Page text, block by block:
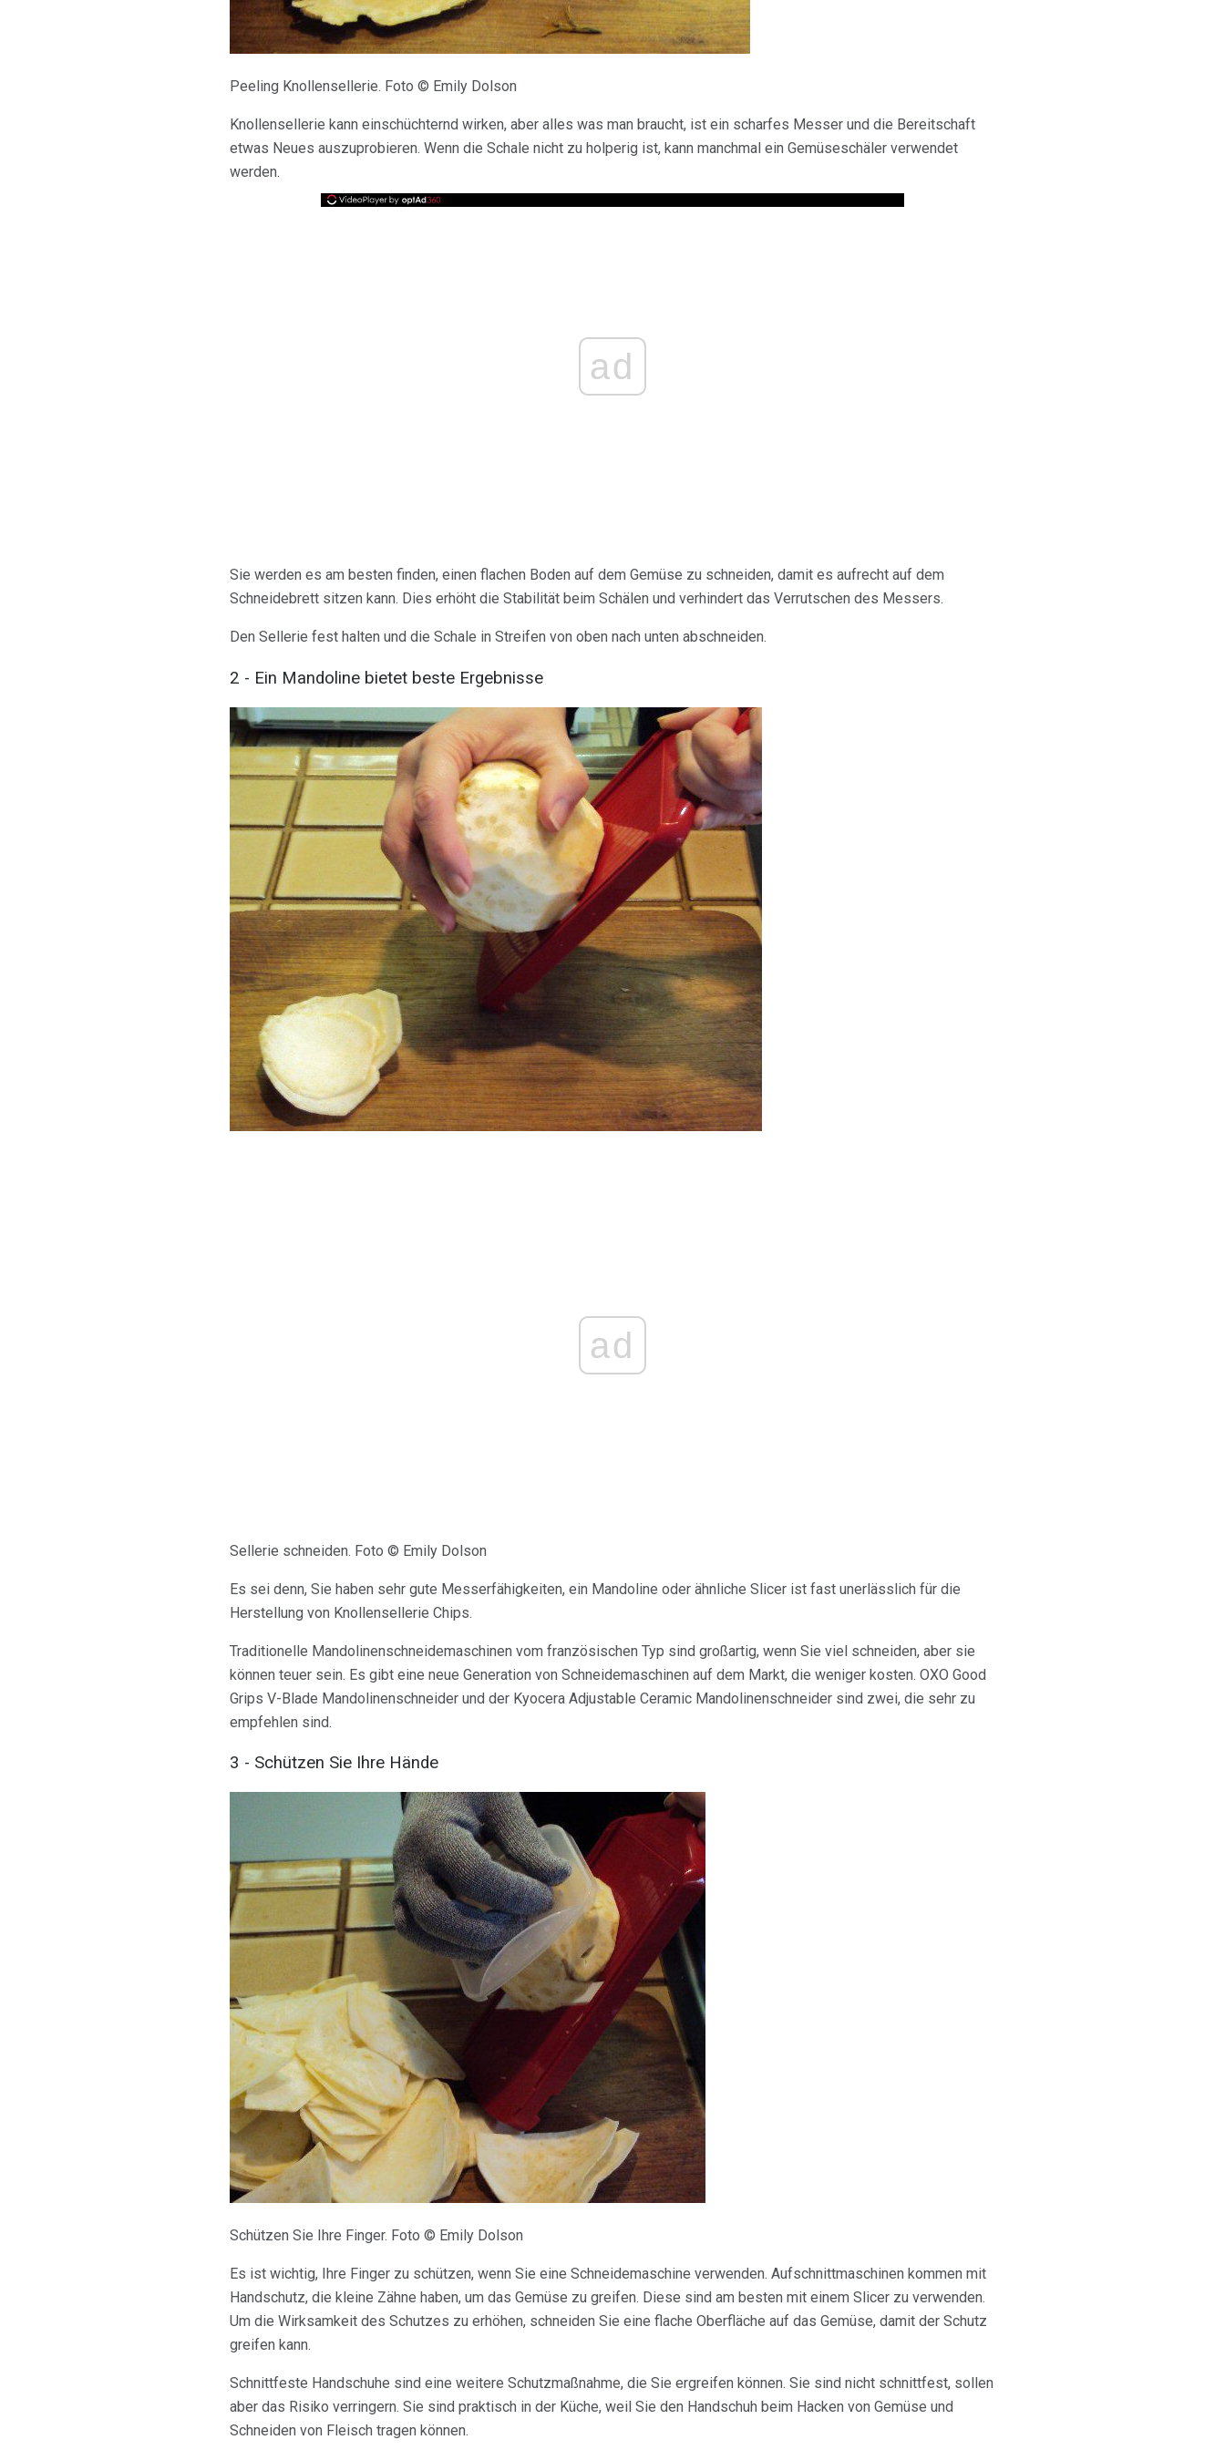
Peeling Knollensellerie. Foto © Emily Dolson
Knollensellerie kann einschüchternd wirken, aber alles was man braucht, ist ein scharfes Messer und die Bereitschaft
etwas Neues auszuprobieren. Wenn die Schale nicht zu holperig ist, kann manchmal ein Gemüseschäler verwendet
werden.
ad
Sie werden es am besten finden, einen flachen Boden auf dem Gemüse zu schneiden, damit es aufrecht auf dem
Schneidebrett sitzen kann. Dies erhöht die Stabilität beim Schälen und verhindert das Verrutschen des Messers.
Den Sellerie fest halten und die Schale in Streifen von oben nach unten abschneiden.
2 - Ein Mandoline bietet beste Ergebnisse
ad
Sellerie schneiden. Foto © Emily Dolson
Es sei denn, Sie haben sehr gute Messerfähigkeiten, ein Mandoline oder ähnliche Slicer ist fast unerlässlich für die
Herstellung von Knollensellerie Chips.
Traditionelle Mandolinenschneidemaschinen vom französischen Typ sind großartig, wenn Sie viel schneiden, aber sie
können teuer sein. Es gibt eine neue Generation von Schneidemaschinen auf dem Markt, die weniger kosten. OXO Good
Grips V-Blade Mandolinenschneider und der Kyocera Adjustable Ceramic Mandolinenschneider sind zwei, die sehr zu
empfehlen sind.
3 - Schützen Sie Ihre Hände
Schützen Sie Ihre Finger. Foto © Emily Dolson
Es ist wichtig, Ihre Finger zu schützen, wenn Sie eine Schneidemaschine verwenden. Aufschnittmaschinen kommen mit
Handschutz, die kleine Zähne haben, um das Gemüse zu greifen. Diese sind am besten mit einem Slicer zu verwenden.
Um die Wirksamkeit des Schutzes zu erhöhen, schneiden Sie eine flache Oberfläche auf das Gemüse, damit der Schutz
greifen kann.
Schnittfeste Handschuhe sind eine weitere Schutzmaßnahme, die Sie ergreifen können. Sie sind nicht schnittfest, sollen
aber das Risiko verringern. Sie sind praktisch in der Küche, weil Sie den Handschuh beim Hacken von Gemüse und
Schneiden von Fleisch tragen können.